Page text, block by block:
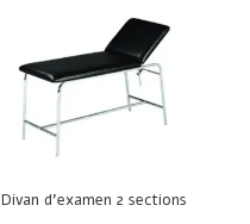
Divan d’examen 2 sections